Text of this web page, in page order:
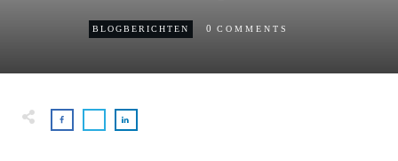
BLOGBERICHTEN 0 COMMENTS